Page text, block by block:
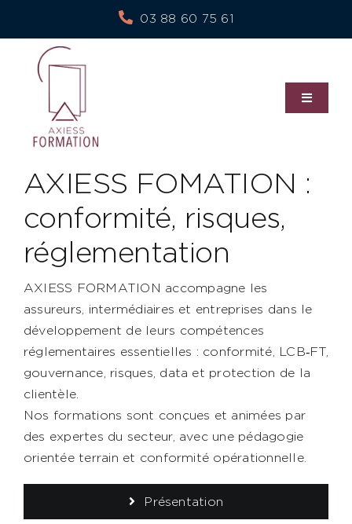
content
03 88 60 75 61
Toggle
Nos services
Notre politique RSE
Blog
Contact
AXIESS FORMATION
AXIESS FOMATION :
conformité, risques,
réglementation
AXIESS FORMATION accompagne les
assureurs, intermédiaires et entreprises dans le
développement de leurs compétences
réglementaires essentielles : conformité, LCB‑FT,
gouvernance, risques, data et protection de la
clientèle.
Nos formations sont conçues et animées par
des expertes du secteur, avec une pédagogie
orientée terrain et conformité opérationnelle.
Présentation